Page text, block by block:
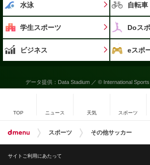
水泳 自転車
学生スポーツ Doス
ビジネス eスポ
データ提供：Data Stadium ／ © International
TOP ニュース 天気 スポーツ
スポーツ その他サッカー
サイトご利用にあたって